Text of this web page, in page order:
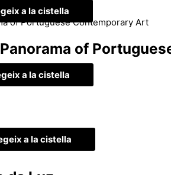
a la cistella
of
a la cistella
a la cistella